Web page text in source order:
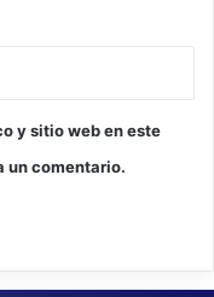
y sitio web en este
un comentario.